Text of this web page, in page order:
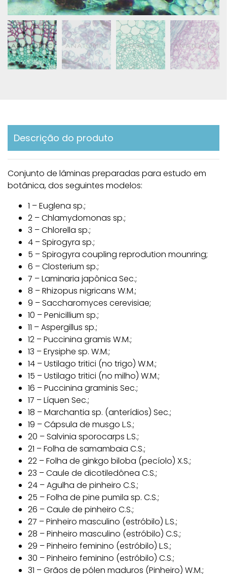
Descrição do produto
Conjunto de lâminas preparadas para estudo em
botânica, dos seguintes modelos:
1 – Euglena sp.;
2 – Chlamydomonas sp.;
3 – Chlorella sp.;
4 – Spirogyra sp.;
5 – Spirogyra coupling reprodution mounring;
6 – Closterium sp.;
7 – Laminaria japônica Sec.;
8 – Rhizopus nigricans W.M.;
9 – Saccharomyces cerevisiae;
10 – Penicillium sp.;
11 – Aspergillus sp.;
12 – Puccinina gramis W.M.;
13 – Erysiphe sp. W.M.;
14 – Ustilago tritici (no trigo) W.M.;
15 – Ustilago tritici (no milho) W.M.;
16 – Puccinina graminis Sec.;
17 – Líquen Sec.;
18 – Marchantia sp. (anterídios) Sec.;
19 – Cápsula de musgo L.S.;
20 – Salvinia sporocarps L.S.;
21 – Folha de samambaia C.S.;
22 – Folha de ginkgo biloba (pecíolo) X.S.;
23 – Caule de dicotiledônea C.S.;
24 – Agulha de pinheiro C.S.;
25 – Folha de pine pumila sp. C.S.;
26 – Caule de pinheiro C.S.;
27 – Pinheiro masculino (estróbilo) L.S.;
28 – Pinheiro masculino (estróbilo) C.S.;
29 – Pinheiro feminino (estróbilo) L.S.;
30 – Pinheiro feminino (estróbilo) C.S.;
31 – Grãos de pólen maduros (Pinheiro) W.M.;